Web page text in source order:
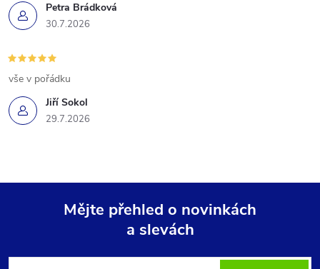
Petra Brádková
30.7.2026
Jiří Sokol
29.7.2026
vše v pořádku
Mějte přehled o novinkách
a slevách